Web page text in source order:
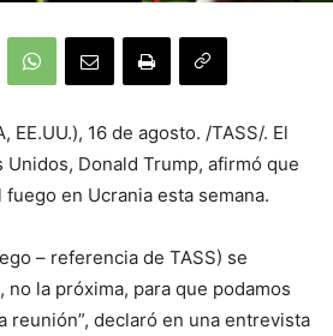
EE.UU.), 16 de agosto. /TASS/. El
Donald Trump, afirmó que
en Ucrania esta semana.
– referencia de TASS) se
no la próxima, para que podamos
reunión”, declaró en una entrevista